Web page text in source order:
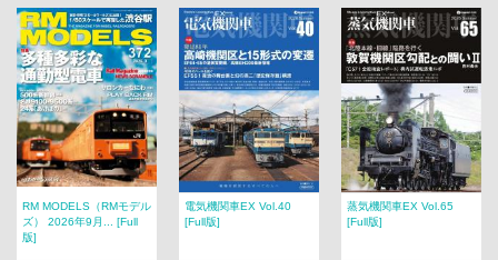
RM MODELS（RMモデル
ズ） 2026年9月... [Full
版]
電気機関車EX Vol.40
[Full版]
蒸気機関車EX Vol.65
[Full版]